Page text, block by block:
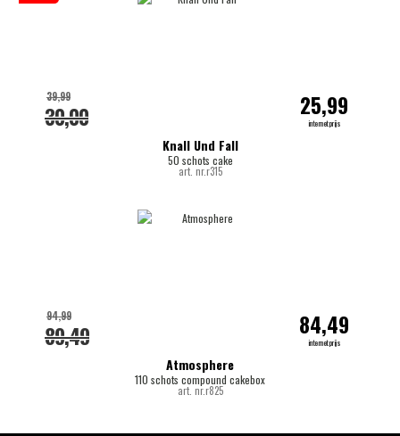
Knall Und Fall
50 schots cake
art. nr.r315
30,00
39,99 25,99
internetprijs
Atmosphere
110 schots compound cakebox
art. nr.r825
89,49
94,99 84,49
internetprijs